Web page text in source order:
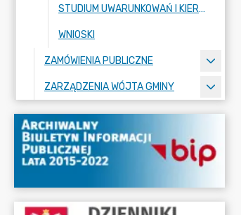
STUDIUM UWARUNKOWAŃ I KIERUNKÓW ZAGOSPODAROWANIA PRZESTRZENNEGO
WNIOSKI
ZAMÓWIENIA PUBLICZNE
ZARZĄDZENIA WÓJTA GMINY